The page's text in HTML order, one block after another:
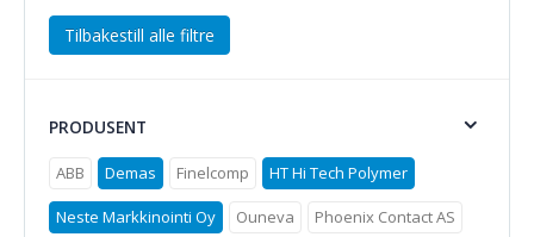
Tilbakestill alle filtre
PRODUSENT
ABB Demas Finelcomp HT Hi Tech Polymer
Neste Markkinointi Oy Ouneva Phoenix Contact AS